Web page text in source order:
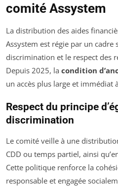
comité Assystem
La distribution des aides
Assystem est régie par un cadre
discrimination et le respect des
Depuis 2025, la condition
un accès plus large et immédiat
Respect du principe
discrimination
Le comité veille à une
CDD ou temps partiel, ainsi
Cette politique renforce la
responsable et engagée